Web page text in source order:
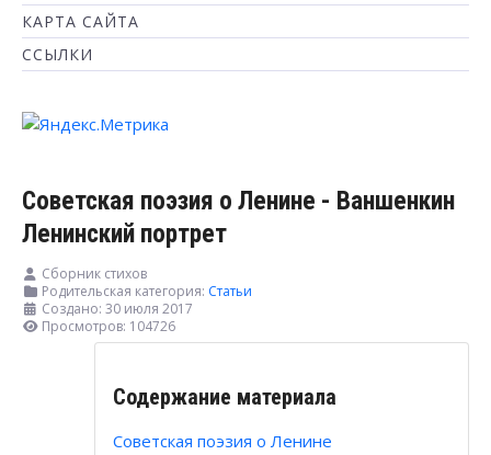
КАРТА САЙТА
ССЫЛКИ
Советская поэзия о Ленине - Ваншенкин
Ленинский портрет
Сборник стихов
Родительская категория: Статьи
Создано: 30 июля 2017
Просмотров: 104726
Содержание материала
Советская поэзия о Ленине